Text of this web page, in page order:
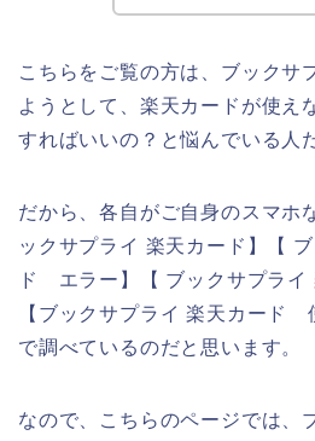
こちらをご覧の方は、ブックサ
ようとして、楽天カードが使え
すればいいの？と悩んでいる人
だから、各自がご自身のスマホ
ックサプライ 楽天カード】【
ド エラー】【 ブックサプライ
【ブックサプライ 楽天カード
で調べているのだと思います。
なので、こちらのページでは、